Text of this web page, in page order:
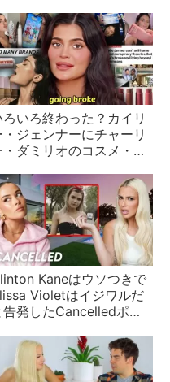
ろいろ終わった？カイリ
・ジェンナーにチャーリ
・ダミリオのコスメ・ア
Kaneはウソつきで
Violetはイジワルだ
告発したCancelledポッ